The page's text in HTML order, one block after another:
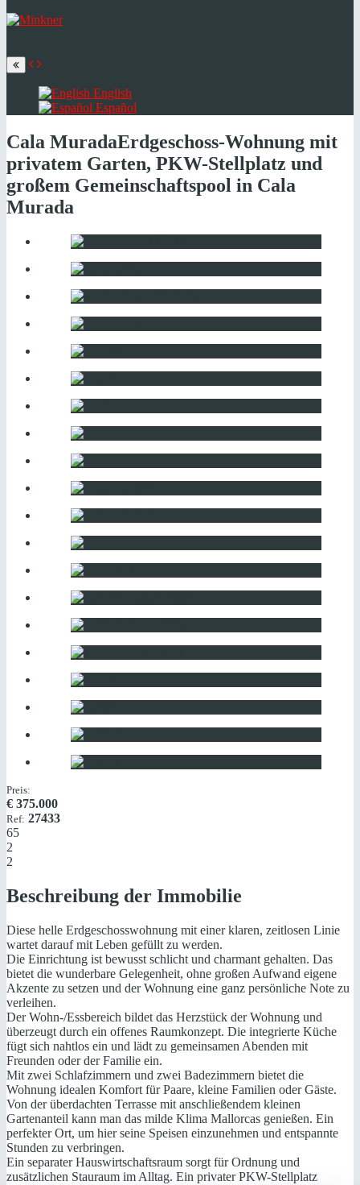
language
English
Español
Cala MuradaErdgeschoss-Wohnung mit
privatem Garten, PKW-Stellplatz und
großem Gemeinschaftspool in Cala
Murada
Preis:
€ 375.000
Ref: 27433
65
2
2
Beschreibung der Immobilie
Diese helle Erdgeschosswohnung mit einer klaren, zeitlosen Linie
wartet darauf mit Leben gefüllt zu werden.
Die Einrichtung ist bewusst schlicht und charmant gehalten. Das
bietet die wunderbare Gelegenheit, ohne großen Aufwand eigene
Akzente zu setzen und der Wohnung eine ganz persönliche Note zu
verleihen.
Der Wohn-/Essbereich bildet das Herzstück der Wohnung und
überzeugt durch ein offenes Raumkonzept. Die integrierte Küche
fügt sich nahtlos ein und lädt zu gemeinsamen Abenden mit
Freunden oder der Familie ein.
Mit zwei Schlafzimmern und zwei Badezimmern bietet die
Wohnung idealen Komfort für Paare, kleine Familien oder Gäste.
Von der überdachten Terrasse mit anschließendem kleinen
Gartenanteil kann man das milde Klima Mallorcas genießen. Ein
perfekter Ort, um hier seine Speisen einzunehmen und entspannte
Stunden zu verbringen.
Ein separater Hauswirtschaftsraum sorgt für Ordnung und
zusätzlichen Stauraum im Alltag. Ein privater PKW-Stellplatz